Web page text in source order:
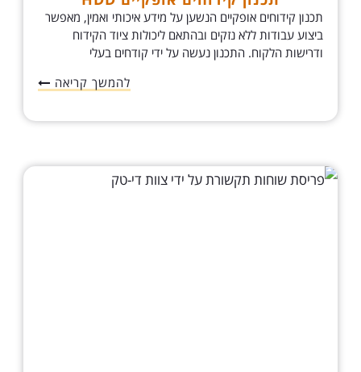
תכנון קידוחים אופקיים הנשען על מידע איכותי ואמין, מאפשר
ביצוע עבודות ללא נזקים ובהתאם ליכולות ציוד הקידוח
ודרישות הלקוח. התכנון נעשה על ידי קודחים בעלי
להמשך קריאה